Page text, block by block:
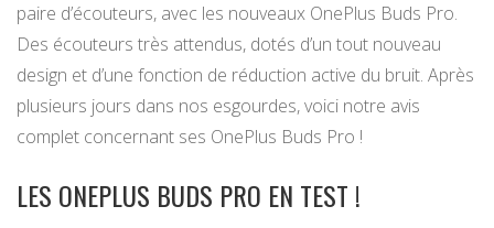
paire d’écouteurs, avec les nouveaux OnePlus Buds Pro.
Des écouteurs très attendus, dotés d’un tout nouveau
design et d’une fonction de réduction active du bruit. Après
plusieurs jours dans nos esgourdes, voici notre avis
complet concernant ses OnePlus Buds Pro !
LES ONEPLUS BUDS PRO EN TEST !